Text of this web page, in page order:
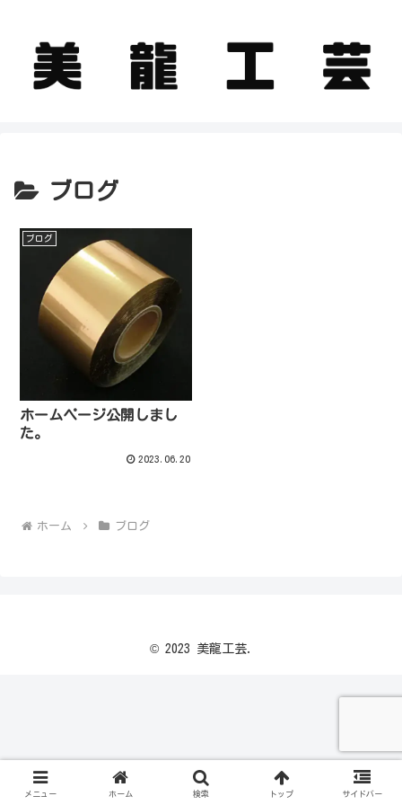
ブログ
ブログ
ホームページ公開しまし
た。
2023.06.20
ホーム ブログ
© 2023 美龍工芸.
メニュー ホーム 検索 トップ サイドバー